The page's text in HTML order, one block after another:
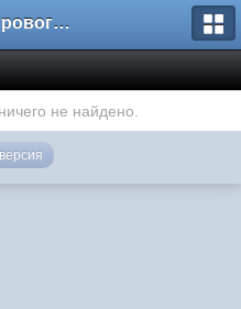
Форум игрового проекта Riverrise
не найдено.